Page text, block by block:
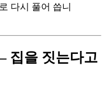
다시 풀어 씁니
집을 짓는다고